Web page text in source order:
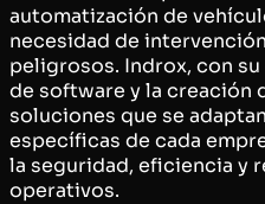
automatización de
necesidad de
peligrosos. Indrox, con
de software y la creación
soluciones que se
específicas de cada
la seguridad, eficiencia y
operativos.